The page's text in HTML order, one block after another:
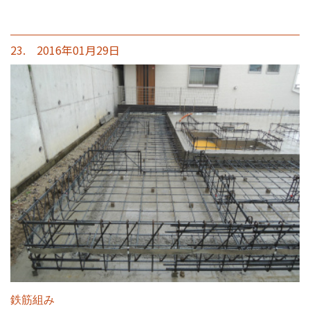
23. 2016年01月29日
鉄筋組み